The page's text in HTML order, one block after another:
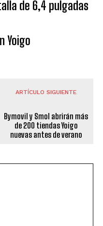
de 6,4 pulgadas
Yoigo
ARTÍCULO SIGUIENTE
Bymovil y Smol abrirán más
de 200 tiendas Yoigo
nuevas antes de verano